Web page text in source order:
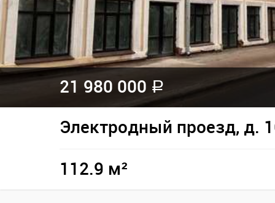
21 980 000 a
Электродный проезд, д.
112.9 м²